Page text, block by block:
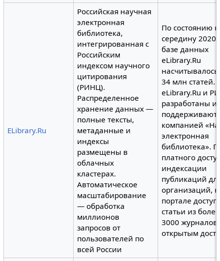
ELibrary.Ru
Российская научная
электронная
библиотека,
интегрированная с
Российским
индексом научного
цитирования
(РИНЦ).
Распределенное
хранение данных —
полные тексты,
метаданные и
индексы
размещены в
облачных
кластерах.
Автоматическое
масштабирование
— обработка
миллионов
запросов от
пользователей по
всей России
По состоянию
середину 2020
базе данных
eLibrary.Ru
34 млн статей.
eLibrary.Ru и
разработаны и
компанией
электронная
библиотека».
платного
индексации
публикаций
организаций,
портале
статьи из
3000 журналов
открытым